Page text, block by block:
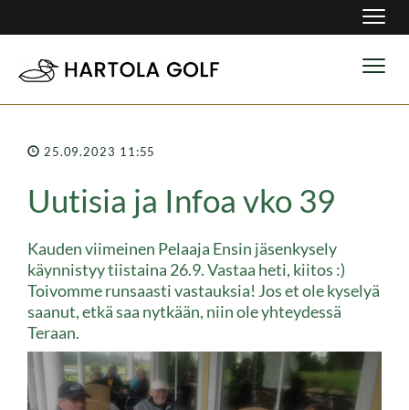
25.09.2023 11:55
Uutisia ja Infoa vko 39
​​​​​​​Kauden viimeinen Pelaaja Ensin jäsenkysely
käynnistyy tiistaina 26.9. Vastaa heti, kiitos :)
Toivomme runsaasti vastauksia! Jos et ole kyselyä
saanut, etkä saa nytkään, niin ole yhteydessä
Teraan.